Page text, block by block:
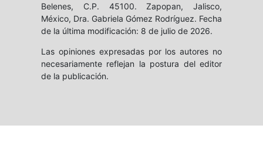
Belenes, C.P. 45100. Zapopan, Jalisco,
México, Dra. Gabriela Gómez Rodríguez. Fecha
de la última modificación: 8 de julio de 2026.
Las opiniones expresadas por los autores no
necesariamente reflejan la postura del editor
de la publicación.